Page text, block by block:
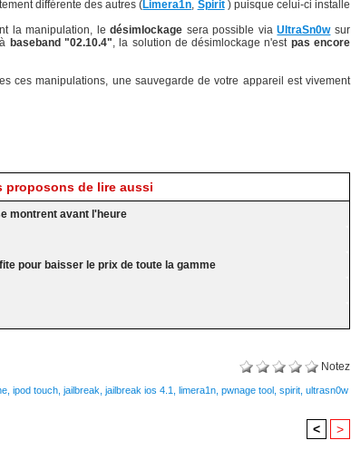
différente des autres (Limera1n, Spirit) puisque celui-ci installe
la manipulation, ledésimlockage sera possible viaUltraSn0wsur
baseband "02.10.4", la solution de désimlockage n'est pas encore
ces manipulations, une sauvegarde de votre appareil est vivement
proposons de lire aussi
montrent avant l'heure
pour baisser le prix de toute la gamme
Notez
ipod touch jailbreak jailbreak ios 4.1 limera1n pwnage tool spirit ultrasn0w
< >